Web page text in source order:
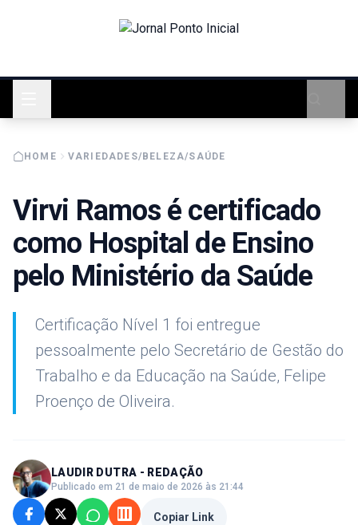
HOME VARIEDADES/BELEZA/SAÚDE
Virvi Ramos é certificado
como Hospital de Ensino
pelo Ministério da Saúde
Certificação Nível 1 foi entregue
pessoalmente pelo Secretário de Gestão do
Trabalho e da Educação na Saúde, Felipe
Proenço de Oliveira.
LAUDIR DUTRA - REDAÇÃO
Publicado em 21 de maio de 2026 às 21:44
Copiar Link